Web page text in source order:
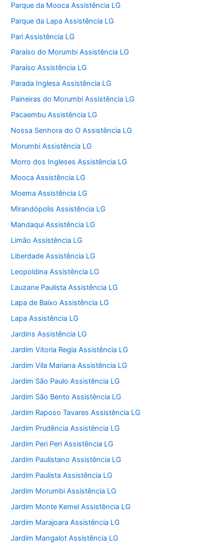
Parque da Mooca Assistência LG
Parque da Lapa Assistência LG
Pari Assistência LG
Paraíso do Morumbi Assistência LG
Paraíso Assistência LG
Parada Inglesa Assistência LG
Paineiras do Morumbi Assistência LG
Pacaembu Assistência LG
Nossa Senhora do O Assistência LG
Morumbi Assistência LG
Morro dos Ingleses Assistência LG
Mooca Assistência LG
Moema Assistência LG
Mirandópolis Assistência LG
Mandaqui Assistência LG
Limão Assistência LG
Liberdade Assistência LG
Leopoldina Assistência LG
Lauzane Paulista Assistência LG
Lapa de Baixo Assistência LG
Lapa Assistência LG
Jardins Assistência LG
Jardim Vitoria Regia Assistência LG
Jardim Vila Mariana Assistência LG
Jardim São Paulo Assistência LG
Jardim São Bento Assistência LG
Jardim Raposo Tavares Assistência LG
Jardim Prudência Assistência LG
Jardim Peri Peri Assistência LG
Jardim Paulistano Assistência LG
Jardim Paulista Assistência LG
Jardim Morumbi Assistência LG
Jardim Monte Kemel Assistência LG
Jardim Marajoara Assistência LG
Jardim Mangalot Assistência LG